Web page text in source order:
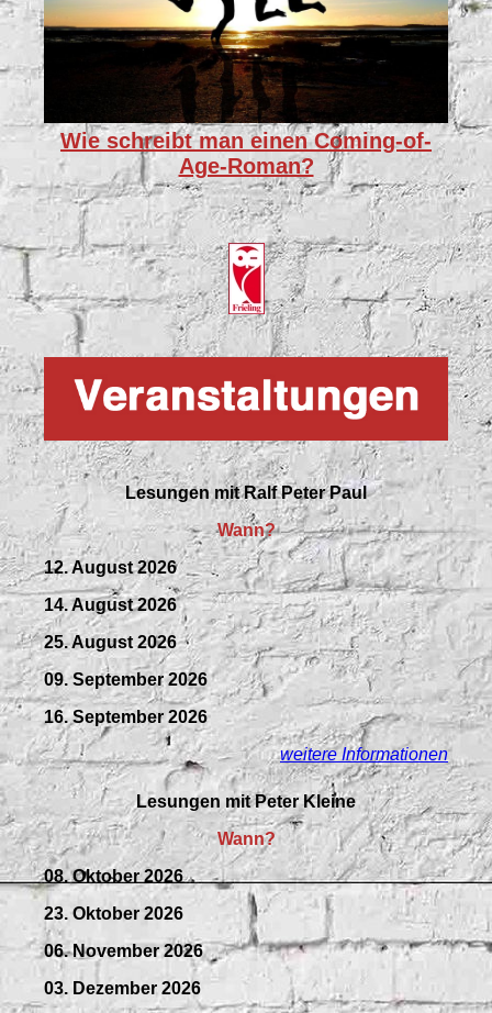
Wie schreibt man einen Coming-of-
Age-Roman?
Lesungen mitRalf Peter Paul
Wann?
12. August 2026
14. August 2026
25. August 2026
09.September2026
16. September 2026
weitere Informationen
Lesungen mit Peter Kleine
Wann?
08. Oktober 2026
23. Oktober 2026
06. November 2026
03. Dezember 2026